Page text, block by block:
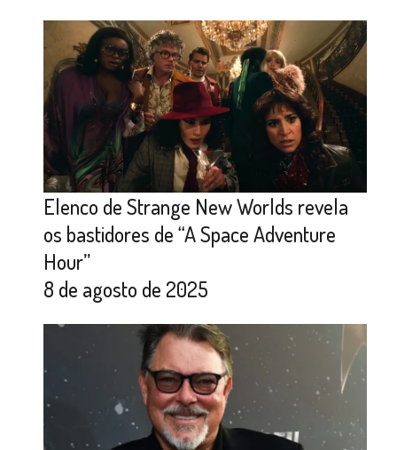
Elenco de Strange New Worlds revela
os bastidores de “A Space Adventure
Hour”
8 de agosto de 2025